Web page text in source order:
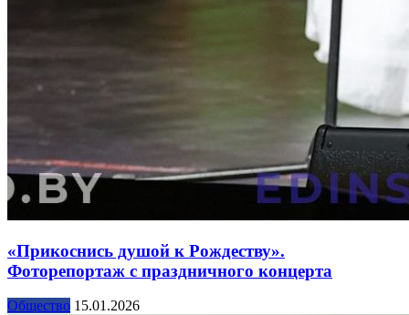
«Прикоснись душой к Рождеству».
Фоторепортаж с праздничного концерта
Общество 15.01.2026